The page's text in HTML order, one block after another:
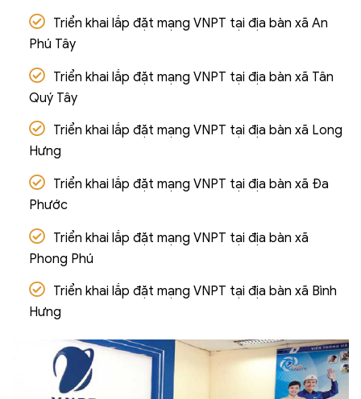
Triển khai lắp đặt mạng VNPT tại địa bàn xã An
Phú Tây
Triển khai lắp đặt mạng VNPT tại địa bàn xã Tân
Quý Tây
Triển khai lắp đặt mạng VNPT tại địa bàn xã Long
Hưng
Triển khai lắp đặt mạng VNPT tại địa bàn xã Đa
Phước
Triển khai lắp đặt mạng VNPT tại địa bàn xã
Phong Phú
Triển khai lắp đặt mạng VNPT tại địa bàn xã Bình
Hưng